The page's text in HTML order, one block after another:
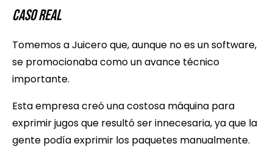
Caso Real
Tomemos a Juicero que, aunque no es un software,
se promocionaba como un avance técnico
importante.
Esta empresa creó una costosa máquina para
exprimir jugos que resultó ser innecesaria, ya que la
gente podía exprimir los paquetes manualmente.